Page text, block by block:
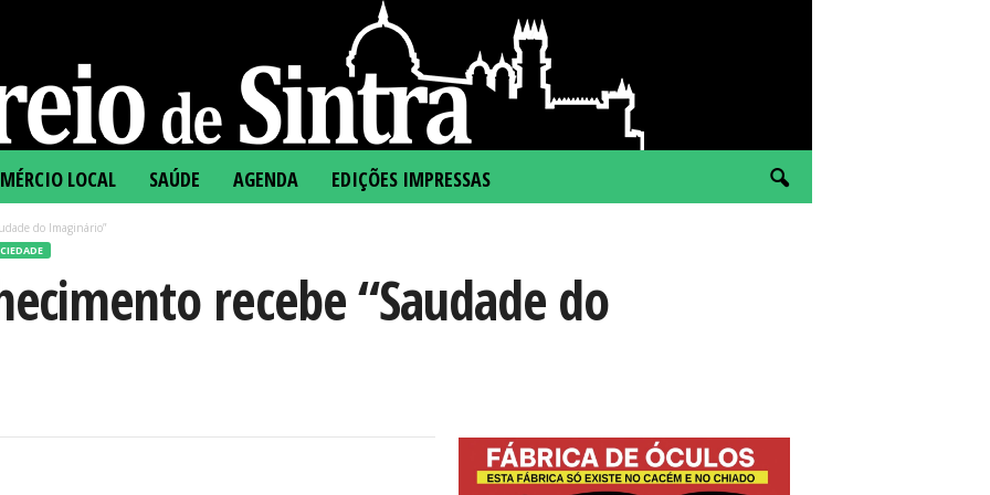
LOCAL SAÚDE AGENDA EDIÇÕES IMPRESSAS
do Imaginário”
recebe “Saudade do